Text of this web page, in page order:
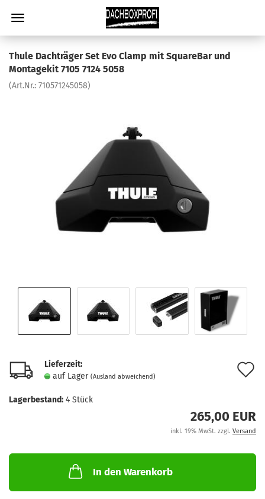
Thule Dachträger Set Evo Clamp mit SquareBar und
Montagekit 7105 7124 5058
(Art.Nr.: 710571245058)
Lieferzeit:
auf Lager (Ausland abweichend)
Lagerbestand: 4 Stück
265,00 EUR
inkl. 19% MwSt. zzgl. Versand
In den Warenkorb